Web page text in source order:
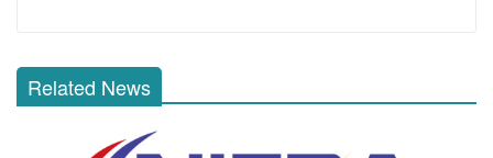
Related News